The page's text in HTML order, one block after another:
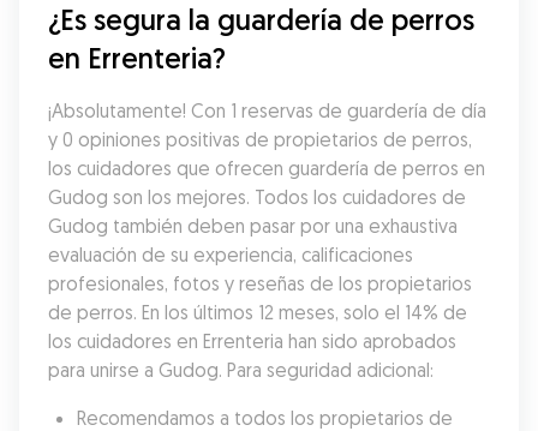
¿Es segura la guardería de perros
en Errenteria?
¡Absolutamente! Con 1 reservas de guardería de día
y 0 opiniones positivas de propietarios de perros,
los cuidadores que ofrecen guardería de perros en
Gudog son los mejores. Todos los cuidadores de
Gudog también deben pasar por una exhaustiva
evaluación de su experiencia, calificaciones
profesionales, fotos y reseñas de los propietarios
de perros. En los últimos 12 meses, solo el 14% de
los cuidadores en Errenteria han sido aprobados
para unirse a Gudog. Para seguridad adicional:
Recomendamos a todos los propietarios de